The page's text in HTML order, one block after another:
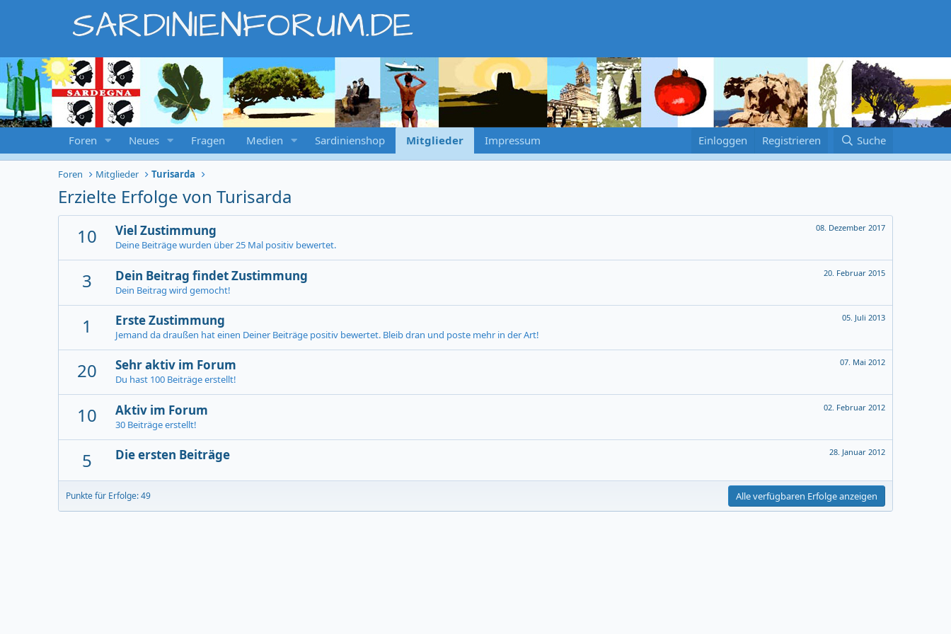
SARDINIENFORUM.DE
Foren Neues Fragen Medien Sardinienshop Mitglieder Impressum Einloggen Registrieren Suche
Foren Mitglieder Turisarda
Erzielte Erfolge von Turisarda
10
08. Dezember 2017
Viel Zustimmung
Deine Beiträge wurden über 25 Mal positiv bewertet.
3 20. Februar 2015
Dein Beitrag findet Zustimmung
Dein Beitrag wird gemocht!
1 05. Juli 2013
Erste Zustimmung
Jemand da draußen hat einen Deiner Beiträge positiv bewertet. Bleib dran und poste mehr in der Art!
20 07. Mai 2012
Sehr aktiv im Forum
Du hast 100 Beiträge erstellt!
10 02. Februar 2012
Aktiv im Forum
30 Beiträge erstellt!
5 28. Januar 2012
Die ersten Beiträge
Punkte für Erfolge: 49 Alle verfügbaren Erfolge anzeigen